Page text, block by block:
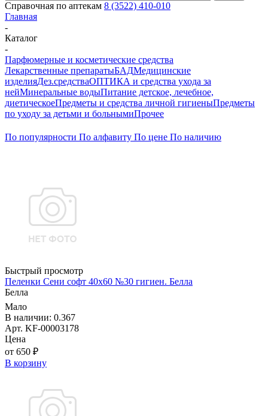
Справочная по аптекам 8 (3522) 410-010
Главная
-
Каталог
-
Парфюмерные и косметические средства
Лекарственные препаратыБАДМедицинские
изделияДез.средстваОПТИКА и средства ухода за
нейМинеральные водыПитание детское, лечебное,
диетическоеПредметы и средства личной гигиеныПредметы
по уходу за детьми и больнымиПрочее
По популярности По алфавиту По цене По наличию
Быстрый просмотр
Пеленки Сени софт 40х60 №30 гигиен. Белла
Белла
Мало
В наличии: 0.367
Арт. KF-00003178
Цена
от 650 ₽
В корзину